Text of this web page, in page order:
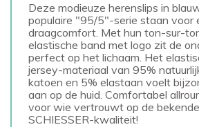
Deze modieuze herenslips in
populaire "95/5"-serie staan voor
draagcomfort. Met hun ton-sur-
elastische band met logo zit de
perfect op het lichaam. Het
jersey-materiaal van 95%
katoen en 5% elastaan voelt
aan op de huid. Comfortabel
voor wie vertrouwt op de
SCHIESSER-kwaliteit!